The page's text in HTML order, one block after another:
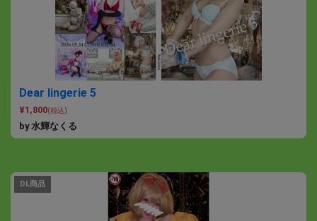
Dear lingerie 5
¥1,800(税込)
by 水輝なくる
DL商品